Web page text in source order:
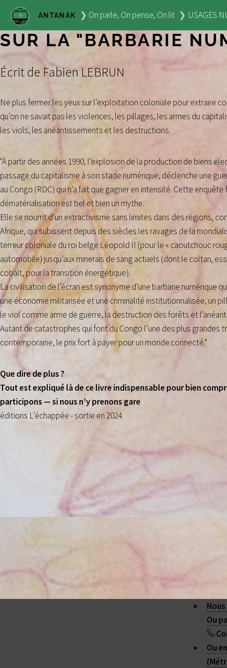
ANTANAK On parle, On pense, On lit USAGES
SUR LA "BARBARIE
Écrit de Fabien LEBRUN
Ne plus fermer les yeux sur l’exploitation coloniale pour extraire
qu’on ne savait pas les violences, les pillages, les armes du
les viols, les anéantissements et les destructions.
"À partir des années 1990, l’explosion de la production de biens
passage du capitalisme à son stade numérique, déclenche une
au Congo (RDC) qui n’a fait que gagner en intensité. Cette
dématérialisation est bel et bien un mythe.
Elle se nourrit d’un extractivisme sans limites dans des régions,
Afrique, qui subissent depuis des siècles les ravages de la
terreur coloniale du roi belge Léopold II (pour le « caoutchouc
automobile) jusqu’aux minerais de sang actuels (dont le coltan,
cobalt, pour la transition énergétique).
La civilisation de l’écran est synonyme d’une barbarie numérique
une économie militarisée et une criminalité institutionnalisée, un
le viol comme arme de guerre, la destruction des forêts et
Autant de catastrophes qui font du Congo l’une des plus grandes
contemporaine, le prix fort à payer pour un monde connecté."
Que dire de plus ?
Tout est expliqué là de ce livre indispensable pour bien
participons — si nous n’y prenons gare
éditions L’échappée - sortie en 2024
Ou
Ou